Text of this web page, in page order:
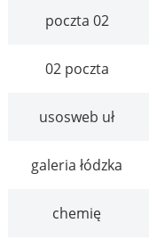
poczta 02
02 poczta
usosweb uł
galeria łódzka
chemię